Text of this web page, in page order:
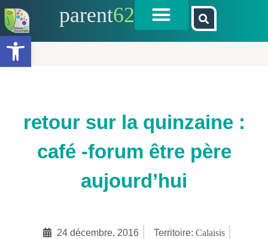
Ouvrir la barre d’outils
parent62
retour sur la quinzaine :
café -forum être père
aujourd’hui
24 décembre, 2016 Territoire: Calaisis